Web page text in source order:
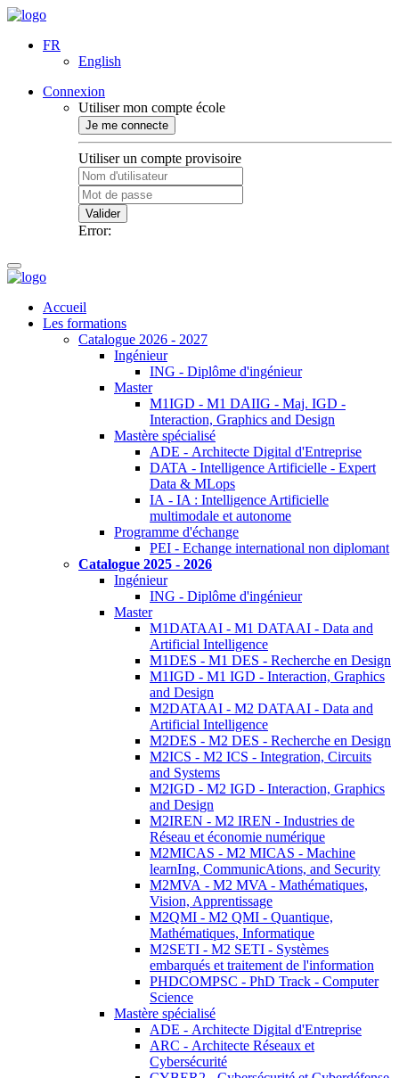
FR
English
Connexion
Utiliser mon compte école
Je me connecte
Utiliser un compte provisoire
Valider
Error:
Accueil
Les formations
Catalogue 2026 - 2027
Ingénieur
ING - Diplôme d'ingénieur
Master
M1IGD - M1 DAIIG - Maj. IGD -
Interaction, Graphics and Design
Mastère spécialisé
ADE - Architecte Digital d'Entreprise
DATA - Intelligence Artificielle - Expert
Data & MLops
IA - IA : Intelligence Artificielle
multimodale et autonome
Programme d'échange
PEI - Echange international non diplomant
Catalogue 2025 - 2026
Ingénieur
ING - Diplôme d'ingénieur
Master
M1DATAAI - M1 DATAAI - Data and
Artificial Intelligence
M1DES - M1 DES - Recherche en Design
M1IGD - M1 IGD - Interaction, Graphics
and Design
M2DATAAI - M2 DATAAI - Data and
Artificial Intelligence
M2DES - M2 DES - Recherche en Design
M2ICS - M2 ICS - Integration, Circuits
and Systems
M2IGD - M2 IGD - Interaction, Graphics
and Design
M2IREN - M2 IREN - Industries de
Réseau et économie numérique
M2MICAS - M2 MICAS - Machine
learnIng, CommunicAtions, and Security
M2MVA - M2 MVA - Mathématiques,
Vision, Apprentissage
M2QMI - M2 QMI - Quantique,
Mathématiques, Informatique
M2SETI - M2 SETI - Systèmes
embarqués et traitement de l'information
PHDCOMPSC - PhD Track - Computer
Science
Mastère spécialisé
ADE - Architecte Digital d'Entreprise
ARC - Architecte Réseaux et
Cybersécurité